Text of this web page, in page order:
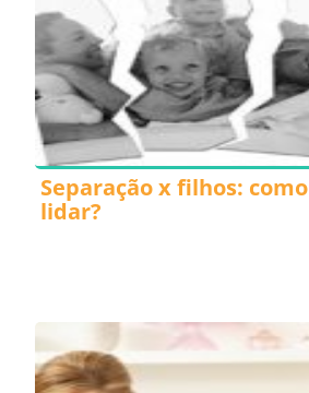
Separação x filhos: como
lidar?